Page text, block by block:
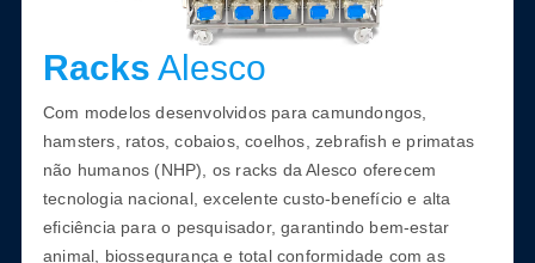
Racks Alesco
Com modelos desenvolvidos para camundongos,
hamsters, ratos, cobaios, coelhos, zebrafish e primatas
não humanos (NHP), os racks da Alesco oferecem
tecnologia nacional, excelente custo-benefício e alta
eficiência para o pesquisador, garantindo bem-estar
animal, biossegurança e total conformidade com as